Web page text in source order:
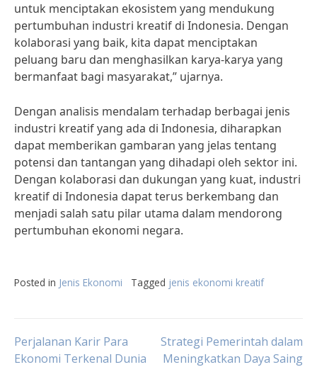
untuk menciptakan ekosistem yang mendukung
pertumbuhan industri kreatif di Indonesia. Dengan
kolaborasi yang baik, kita dapat menciptakan
peluang baru dan menghasilkan karya-karya yang
bermanfaat bagi masyarakat,” ujarnya.
Dengan analisis mendalam terhadap berbagai jenis
industri kreatif yang ada di Indonesia, diharapkan
dapat memberikan gambaran yang jelas tentang
potensi dan tantangan yang dihadapi oleh sektor ini.
Dengan kolaborasi dan dukungan yang kuat, industri
kreatif di Indonesia dapat terus berkembang dan
menjadi salah satu pilar utama dalam mendorong
pertumbuhan ekonomi negara.
Posted in Jenis Ekonomi Tagged jenis ekonomi kreatif
Post
Perjalanan Karir Para
Ekonomi Terkenal Dunia
Strategi Pemerintah dalam
Meningkatkan Daya Saing